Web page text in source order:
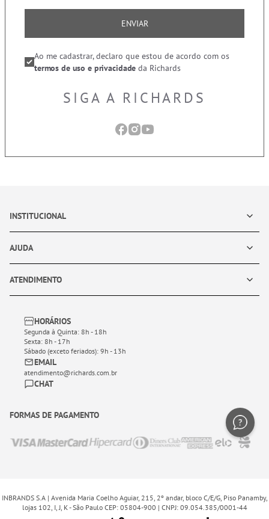
ENVIAR
Ao me cadastrar, declaro que estou de acordo com os
termos de uso e privacidade da Richards
SIGA A RICHARDS
INSTITUCIONAL
AJUDA
ATENDIMENTO
HORÁRIOS
Segunda à Quinta: 8h - 18h
Sexta: 8h - 17h
Sábado (exceto feriados): 9h - 13h
EMAIL
atendimento@richards.com.br
CHAT
FORMAS DE PAGAMENTO
INBRANDS S.A | Avenida Maria Coelho Aguiar, 215, 2º andar, bloco C/E/G, Piso Panamby,
lojas 102, I, J, K - São Paulo CEP: 05804-900 | CNPJ: 09.054.385/0001-44